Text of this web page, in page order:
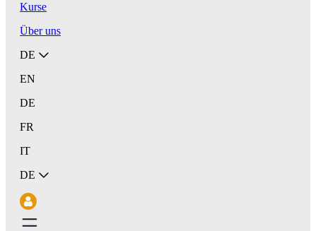
Kurse
Über uns
DE
EN
DE
FR
IT
DE